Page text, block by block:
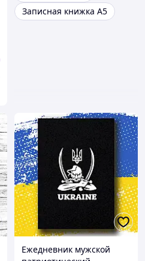
Записная книжка А5
Ежедневник мужской